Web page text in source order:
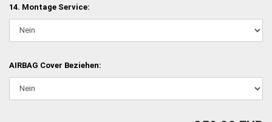
14. Montage Service:
AIRBAG Cover Beziehen: